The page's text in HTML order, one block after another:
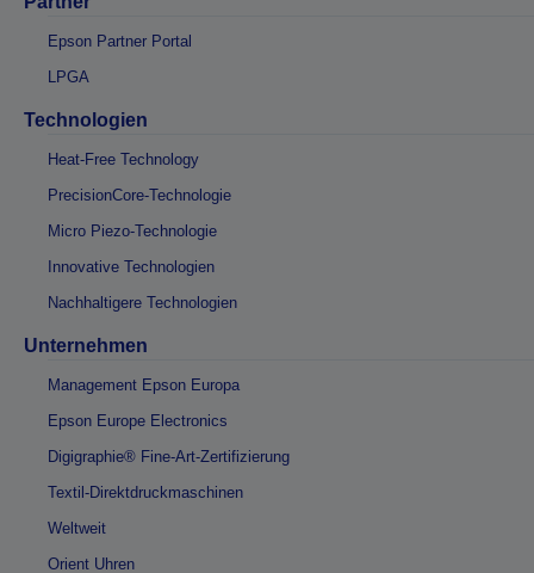
Epson Partner Portal
LPGA
Technologien
Heat-Free Technology
PrecisionCore-Technologie
Micro Piezo-Technologie
Innovative Technologien
Nachhaltigere Technologien
Unternehmen
Management Epson Europa
Epson Europe Electronics
Digigraphie® Fine-Art-Zertifizierung
Textil-Direktdruckmaschinen
Weltweit
Orient Uhren